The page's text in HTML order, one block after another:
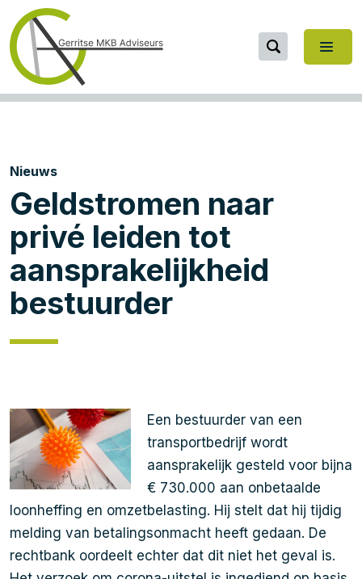
Nieuws
Geldstromen naar
privé leiden tot
aansprakelijkheid
bestuurder
Een bestuurder van een
transportbedrijf wordt
aansprakelijk gesteld voor bijna
€ 730.000 aan onbetaalde
loonheffing en omzetbelasting. Hij stelt dat hij tijdig
melding van betalingsonmacht heeft gedaan. De
rechtbank oordeelt echter dat dit niet het geval is.